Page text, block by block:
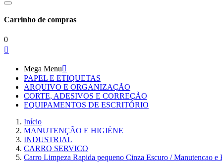
Carrinho de compras
0

Mega Menu
PAPEL E ETIQUETAS
ARQUIVO E ORGANIZAÇÃO
CORTE, ADESIVOS E CORREÇÃO
EQUIPAMENTOS DE ESCRITÓRIO
Início
MANUTENÇÃO E HIGIÉNE
INDUSTRIAL
CARRO SERVICO
Carro Limpeza Rapida pequeno Cinza Escuro / Manutencao e